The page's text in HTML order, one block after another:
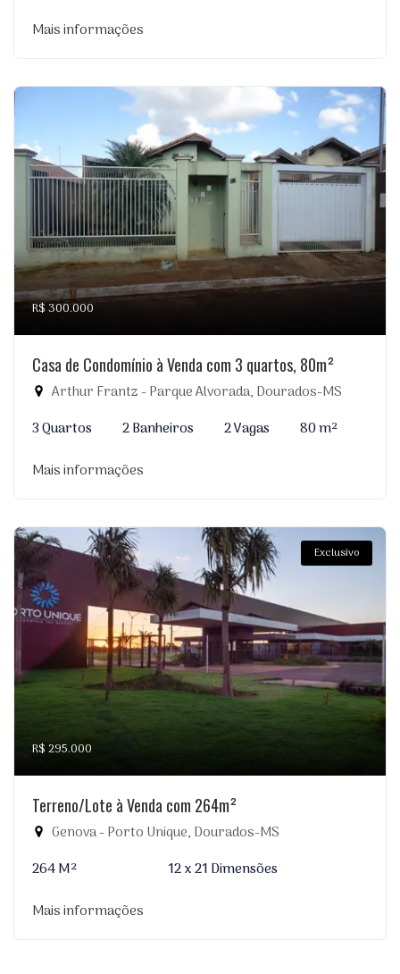
Mais informações
R$ 300.000
Casa de Condomínio à Venda com 3 quartos, 80m²
Arthur Frantz - Parque Alvorada, Dourados-MS
3 Quartos
2 Banheiros 2 Vagas
80 m²
Mais informações
Exclusivo
R$ 295.000
Terreno/Lote à Venda com 264m²
Genova - Porto Unique, Dourados-MS
264 M²
12 x 21 Dimensões
Mais informações